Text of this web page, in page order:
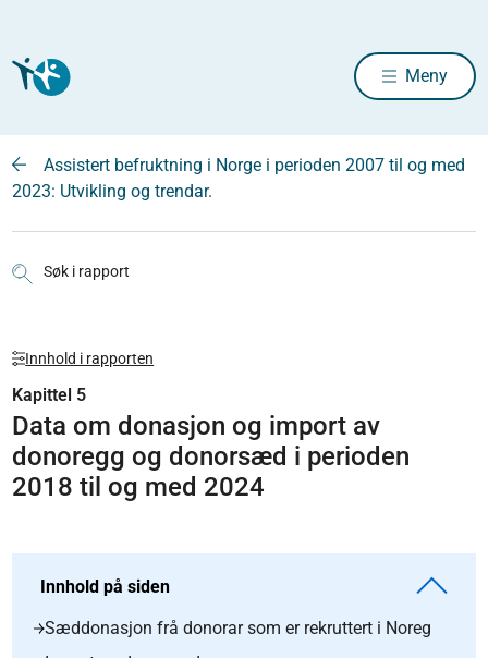
Meny
Assistert befruktning i Norge i perioden 2007 til og med
2023: Utvikling og trendar.
Søk i rapport
Innhold i rapporten
Kapittel 5
Data om donasjon og import av
donoregg og donorsæd i perioden
2018 til og med 2024
Innhold på siden
Sæddonasjon frå donorar som er rekruttert i Noreg